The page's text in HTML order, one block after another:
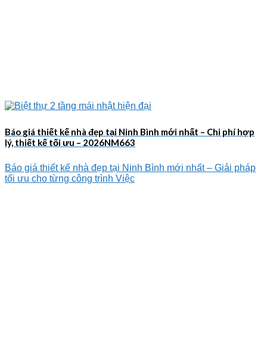
Báo giá thiết kế nhà đẹp tại Ninh Bình mới nhất – Chi phí hợp
lý, thiết kế tối ưu – 2026NM663
Báo giá thiết kế nhà đẹp tại Ninh Bình mới nhất – Giải pháp
tối ưu cho từng công trình Việc